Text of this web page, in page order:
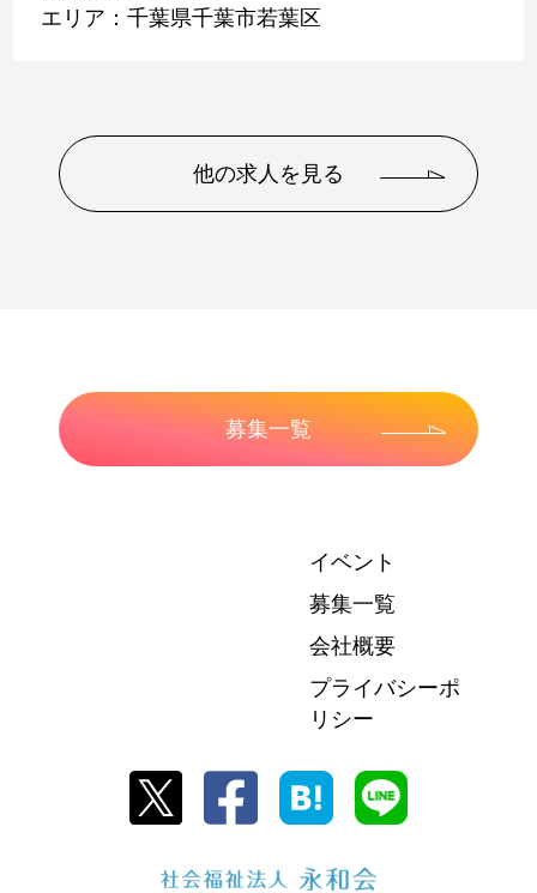
エリア：千葉県千葉市若葉区
他の求人を見る
募集一覧
イベント
募集一覧
会社概要
プライバシーポ
リシー